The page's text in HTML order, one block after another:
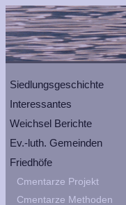
Siedlungsgeschichte
Interessantes
Weichsel Berichte
Ev.-luth. Gemeinden
Friedhöfe
Cmentarze Projekt
Cmentarze Methoden